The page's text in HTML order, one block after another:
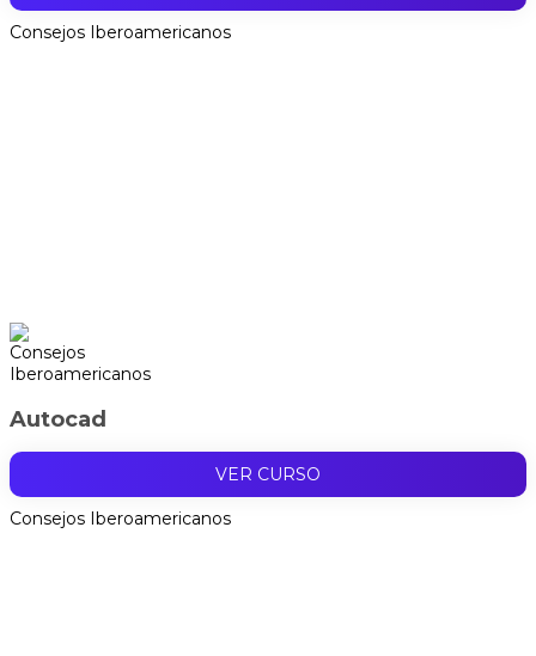
Consejos Iberoamericanos
Autocad
VER CURSO
Consejos Iberoamericanos